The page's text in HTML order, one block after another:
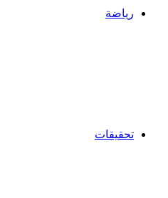
رياضة
تحقيقات